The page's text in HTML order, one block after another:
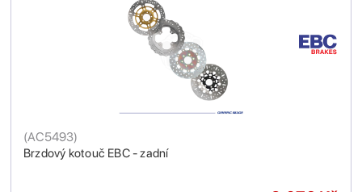
Brzdový kotouč EBC - zadní
(AC5493)